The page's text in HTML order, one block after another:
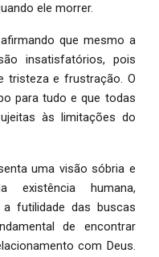
ele morrer.
que mesmo a
insatisfatórios, pois
tristeza e frustração. O
para tudo e que todas
às limitações do
uma visão sóbria e
existência humana,
futilidade das buscas
de encontrar
com Deus.